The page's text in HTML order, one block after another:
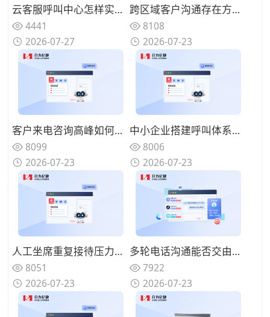
云客服呼叫中心怎样实现夜间无人值守服务？智能语音机器人承接基础问询
4441
2026-07-27
跨区域客户沟通存在方言障碍，具备方言识别的AI语音机器人怎么选择？
8108
2026-07-23
客户来电咨询高峰如何分流疏导，AI语音机器人可以承接哪些咨询业务？
8099
2026-07-23
中小企业搭建呼叫体系怎样控制投入？轻量化AI语音机器人该如何部署？
8006
2026-07-23
人工坐席重复接待压力如何缓解？AI语音机器人如何构建人机协同体系？
8051
2026-07-23
多轮电话沟通能否交由系统完成？优质AI语音机器人具备哪些特征？
7922
2026-07-23